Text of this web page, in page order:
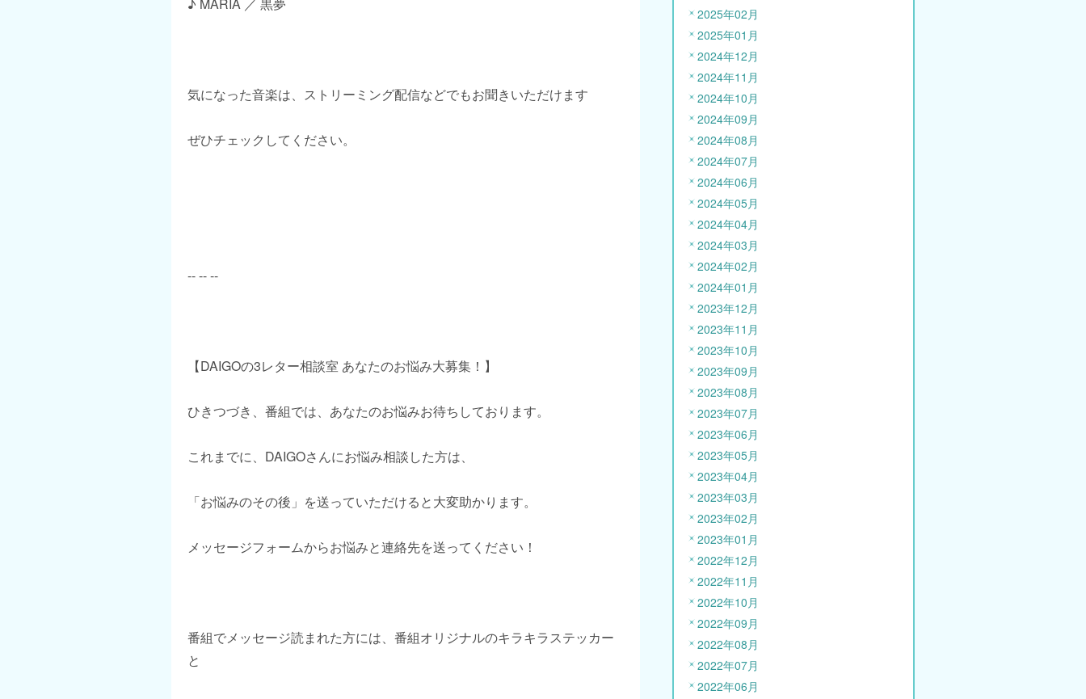
気になった音楽は、ストリーミング配信などでもお聞きいただけます
ぜひチェックしてください。
-- -- --
【DAIGOの3レター相談室 あなたのお悩み大募集！】
ひきつづき、番組では、あなたのお悩みお待ちしております。
これまでに、DAIGOさんにお悩み相談した方は、
「お悩みのその後」を送っていただけると大変助かります。
メッセージフォームからお悩みと連絡先を送ってください！
番組でメッセージ読まれた方には、番組オリジナルのキラキラステッカー
と
2025年02月
2025年01月
2024年12月
2024年11月
2024年10月
2024年09月
2024年08月
2024年07月
2024年06月
2024年05月
2024年04月
2024年03月
2024年02月
2024年01月
2023年12月
2023年11月
2023年10月
2023年09月
2023年08月
2023年07月
2023年06月
2023年05月
2023年04月
2023年03月
2023年02月
2023年01月
2022年12月
2022年11月
2022年10月
2022年09月
2022年08月
2022年07月
2022年06月